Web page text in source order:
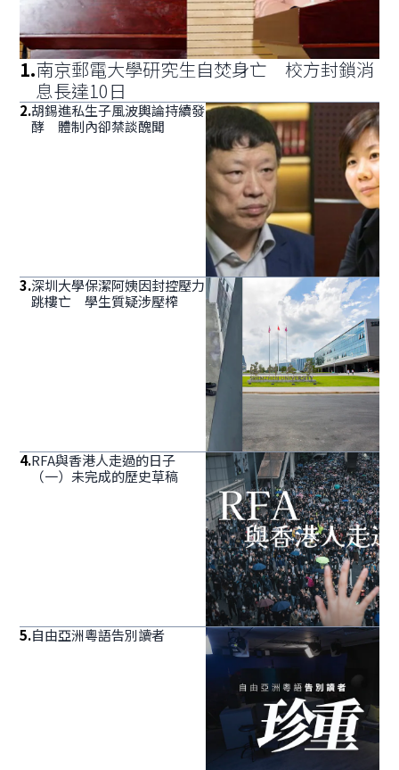
1.南京郵電大學研究生自焚身亡 校方封鎖消
息長達10日
2.胡錫進私生子風波輿論持續發
酵 體制內卻禁談醜聞
3.深圳大學保潔阿姨因封控壓力
跳樓亡 學生質疑涉壓榨
4.RFA與香港人走過的日子
（一）未完成的歷史草稿
5.自由亞洲粵語告別讀者